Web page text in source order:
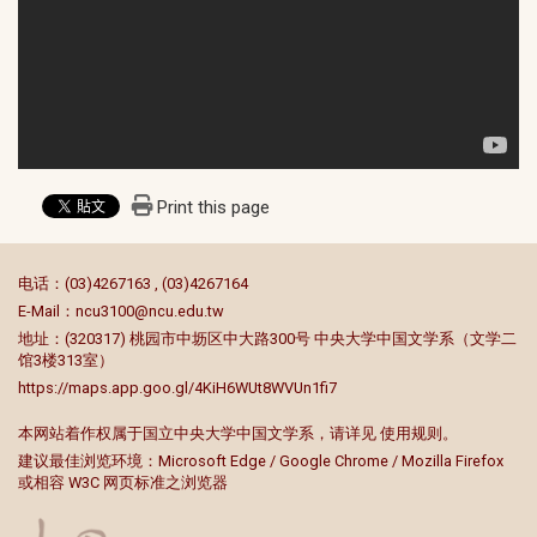
Print this page
电话：(03)4267163 , (03)4267164
E-Mail： ncu3100@ncu.edu.tw
地址：(320317) 桃园市中坜区中大路300号 中央大学中国文学系（文学二
馆3楼313室）
https://maps.app.goo.gl/4KiH6WUt8WVUn1fi7
本网站着作权属于国立中央大学中国文学系，请详见 使用规则 。
建议最佳浏览环境：Microsoft Edge / Google Chrome / Mozilla Firefox
或相容 W3C 网页标准之浏览器